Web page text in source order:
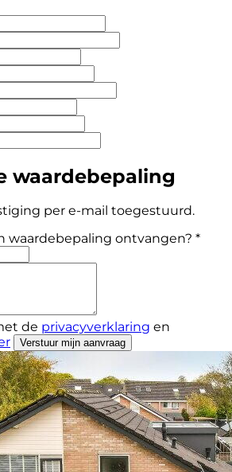
waardebepaling
per e-mail toegestuurd.
waardebepaling ontvangen? *
de privacyverklaring en
Verstuur mijn aanvraag